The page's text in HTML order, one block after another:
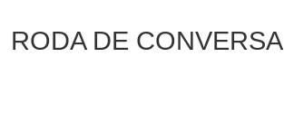
RODA DE CONVERSA